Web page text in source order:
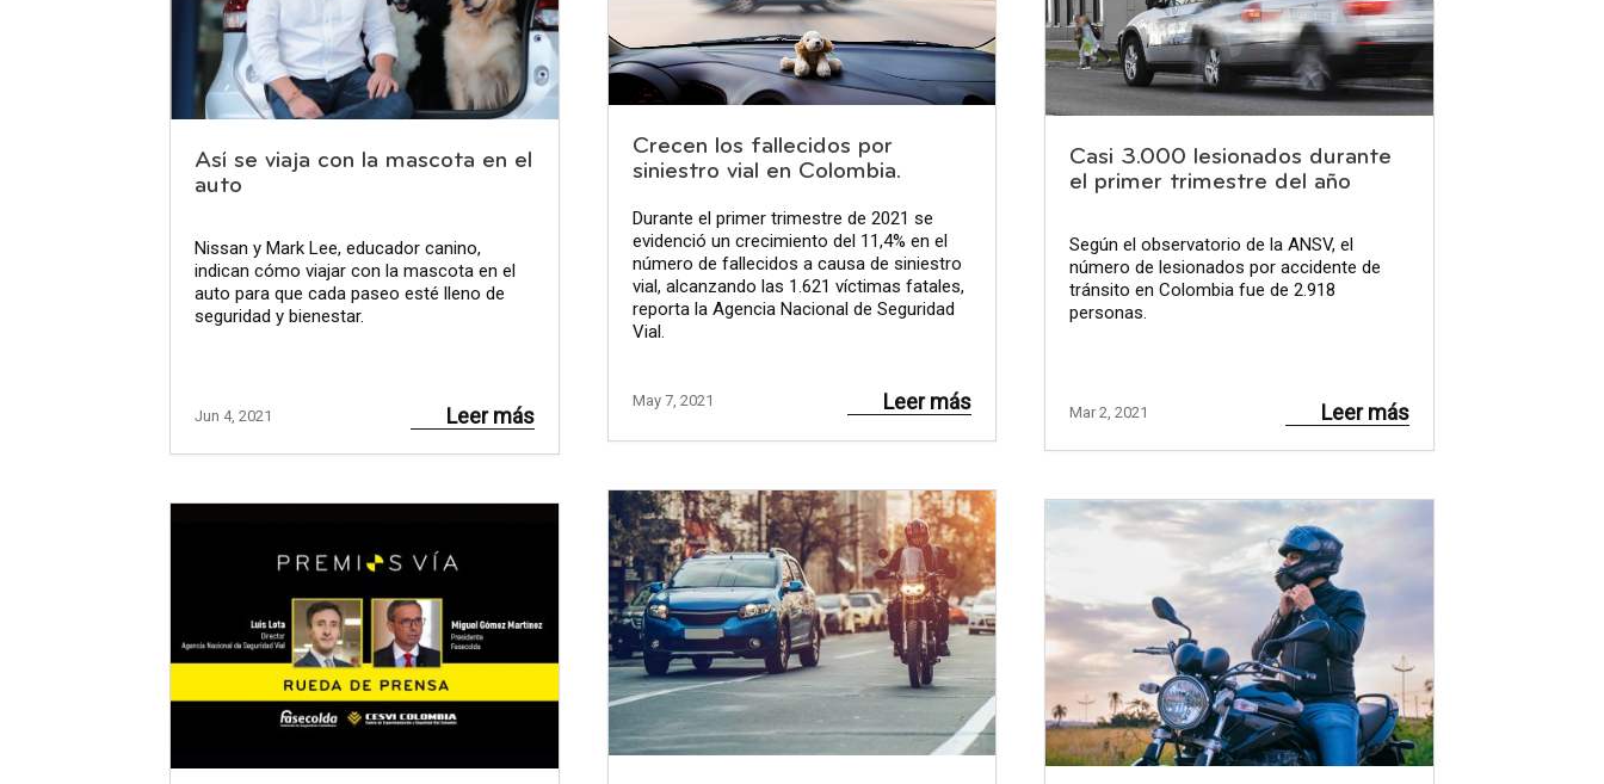
Así se viaja con la mascota en el
auto
Nissan y Mark Lee, educador canino,
indican cómo viajar con la mascota en el
auto para que cada paseo esté lleno de
seguridad y bienestar.
Jun 4, 2021 Leer más
Crecen los fallecidos por
siniestro vial en Colombia.
Durante el primer trimestre de 2021 se
evidenció un crecimiento del 11,4% en el
número de fallecidos a causa de siniestro
vial, alcanzando las 1.621 víctimas fatales,
reporta la Agencia Nacional de Seguridad
Vial.
May 7, 2021 Leer más
Casi 3.000 lesionados durante
el primer trimestre del año
Según el observatorio de la ANSV, el
número de lesionados por accidente de
tránsito en Colombia fue de 2.918
personas.
Mar 2, 2021 Leer más